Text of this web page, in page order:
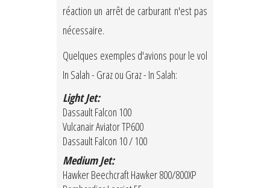
réaction un arrêt de carburant n'est pas
nécessaire.
Quelques exemples d'avions pour le vol
In Salah - Graz ou Graz - In Salah:
Light Jet:
Dassault Falcon 100
Vulcanair Aviator TP600
Dassault Falcon 10 / 100
Medium Jet:
Hawker Beechcraft Hawker 800/800XP